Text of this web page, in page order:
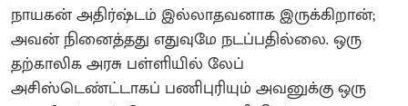
நாயகன் அதிர்ஷ்டம் இல்லாதவனாக இருக்கிறான்;
அவன் நினைத்தது எதுவுமே நடப்பதில்லை. ஒரு
தற்காலிக அரசு பள்ளியில் லேப்
அசிஸ்டெண்ட்டாகப் பணிபுரியும் அவனுக்கு ஒரு